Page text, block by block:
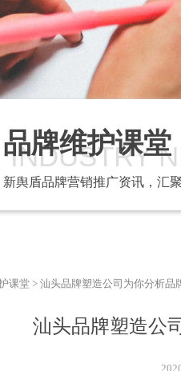
品牌维护课堂
INDUSTRY
新舆盾品牌营销推广资讯，汇
课堂 > 汕头品牌塑造公司为你分析品
汕头品牌塑造公